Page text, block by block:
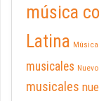
música
Latina
musicales
musicales